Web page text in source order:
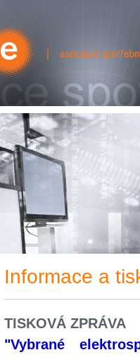
| asociace spotřební elektroniky
Informace a
TISKOVÁ ZPRÁVA
"Vybrané